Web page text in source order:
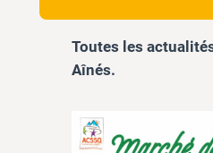
Toutes les
Aînés.